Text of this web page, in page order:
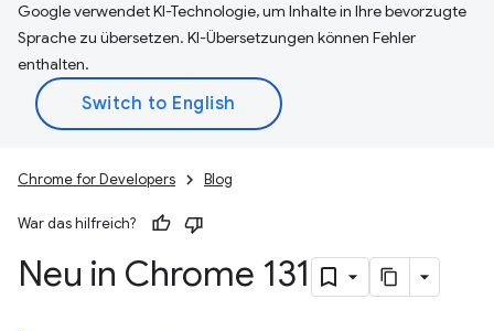
Google verwendet KI-Technologie, um Inhalte in Ihre bevorzugte
Sprache zu übersetzen. KI-Übersetzungen können Fehler
enthalten.
Chrome for Developers Blog
War das hilfreich?
Neu in Chrome 131